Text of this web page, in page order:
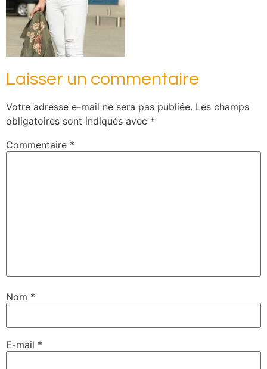
Laisser un commentaire
Votre adresse e-mail ne sera pas publiée. Les champs
obligatoires sont indiqués avec *
Commentaire *
Nom *
E-mail *